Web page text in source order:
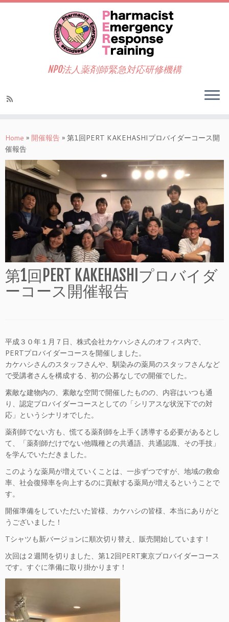
NPO法人薬剤師緊急対応研修機構
Home » 開催報告 » 第1回PERT KAKEHASHIプロバイダーコース開
催報告
第1回PERT KAKEHASHIプロバイダ
ーコース開催報告
平成３０年１月７日、株式会社カケハシさんのオフィス内で、
PERTプロバイダーコースを開催しました。
カケハシさんのスタッフさんや、馴染みの薬局のスタッフさんなど
で受講者さんを構成する、初の公募なしでの開催でした。
素敵な建物内の、素敵な空間で開催したものの、内容はいつも通
り、認定プロバイダーコースとしての「シリアスな状況下での対
応」というシナリオでした。
薬剤師でない方も、慌てる薬剤師を上手く誘導する必要があるとし
て、「薬剤師だけでない他職種との共通語、共通認識、その手技」
を学んでいただきました。
このような薬局が増えていくことは、一歩ずつですが、地域の救命
率、社会復帰率を向上するのに貢献する薬局が増えるということで
す。
開催準備をしていただいた皆様、カケハシの皆様、本当にありがと
うございました！
Tシャツも新バージョンに順次切り替え、販売開始しています！
次回は２週間を切りました、第12回PERT東京プロバイダーコース
です。すぐに準備に取り掛かります！